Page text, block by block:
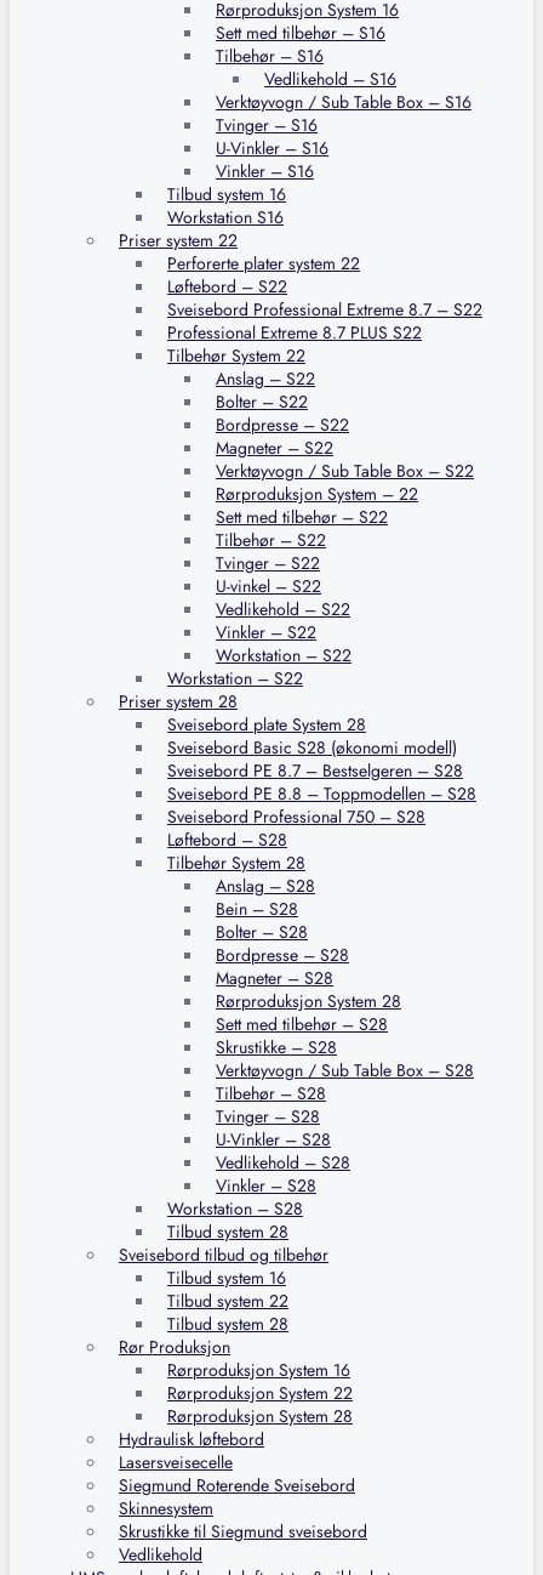
Rørproduksjon System 16
Sett med tilbehør – S16
Tilbehør – S16
Vedlikehold – S16
Verktøyvogn / Sub Table Box – S16
Tvinger – S16
U-Vinkler – S16
Vinkler – S16
Tilbud system 16
Workstation S16
Priser system 22
Perforerte plater system 22
Løftebord – S22
Sveisebord Professional Extreme 8.7 – S22
Professional Extreme 8.7 PLUS S22
Tilbehør System 22
Anslag – S22
Bolter – S22
Bordpresse – S22
Magneter – S22
Verktøyvogn / Sub Table Box – S22
Rørproduksjon System – 22
Sett med tilbehør – S22
Tilbehør – S22
Tvinger – S22
U-vinkel – S22
Vedlikehold – S22
Vinkler – S22
Workstation – S22
Workstation – S22
Priser system 28
Sveisebord plate System 28
Sveisebord Basic S28 (økonomi modell)
Sveisebord PE 8.7 – Bestselgeren – S28
Sveisebord PE 8.8 – Toppmodellen – S28
Sveisebord Professional 750 – S28
Løftebord – S28
Tilbehør System 28
Anslag – S28
Bein – S28
Bolter – S28
Bordpresse – S28
Magneter – S28
Rørproduksjon System 28
Sett med tilbehør – S28
Skrustikke – S28
Verktøyvogn / Sub Table Box – S28
Tilbehør – S28
Tvinger – S28
U-Vinkler – S28
Vedlikehold – S28
Vinkler – S28
Workstation – S28
Tilbud system 28
Sveisebord tilbud og tilbehør
Tilbud system 16
Tilbud system 22
Tilbud system 28
Rør Produksjon
Rørproduksjon System 16
Rørproduksjon System 22
Rørproduksjon System 28
Hydraulisk løftebord
Lasersveisecelle
Siegmund Roterende Sveisebord
Skinnesystem
Skrustikke til Siegmund sveisebord
Vedlikehold